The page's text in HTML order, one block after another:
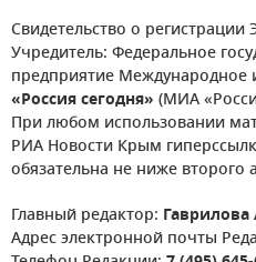
Свидетельство о
Учредитель: Федеральное
предприятие Международное
«Россия сегодня» (МИА
При любом использовании
РИА Новости Крым
обязательна не ниже второго
Главный редактор: Гаврилова
Адрес электронной почты